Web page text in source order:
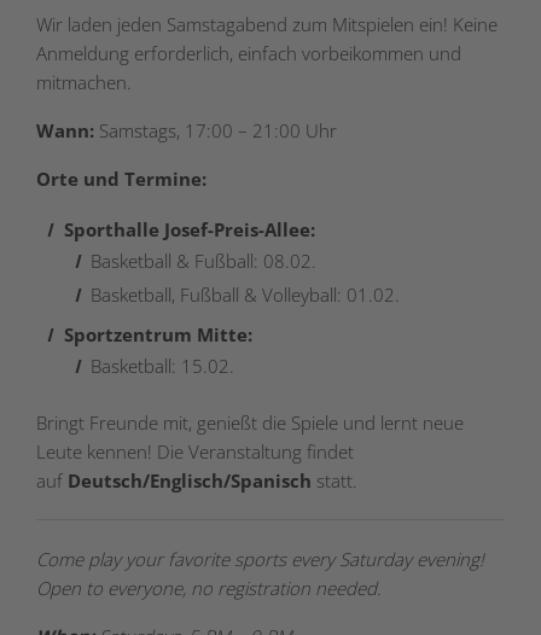
Wir laden jeden Samstagabend zum Mitspielen ein! Keine
Anmeldung erforderlich, einfach vorbeikommen und
mitmachen.
Wann: Samstags, 17:00 – 21:00 Uhr
Orte und Termine:
Sporthalle Josef-Preis-Allee:
Basketball & Fußball: 08.02.
Basketball, Fußball & Volleyball: 01.02.
Sportzentrum Mitte:
Basketball: 15.02.
Bringt Freunde mit, genießt die Spiele und lernt neue
Leute kennen! Die Veranstaltung findet
auf Deutsch/Englisch/Spanisch statt.
Come play your favorite sports every Saturday evening!
Open to everyone, no registration needed.